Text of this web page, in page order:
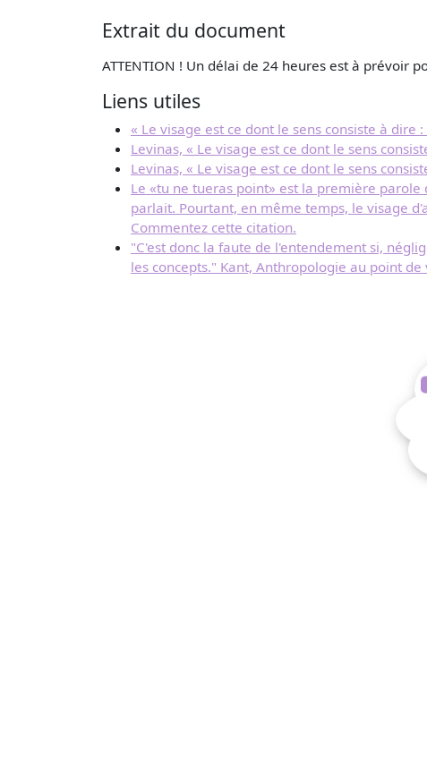
Extrait du document
ATTENTION ! Un délai de 24 heures est à prévoir
Liens utiles
« Le visage est ce dont le sens consiste à
Levinas, « Le visage est ce dont le sens
Levinas, « Le visage est ce dont le sens
Le «tu ne tueras point» est la première
parlait. Pourtant, en même temps, le visage
Commentez cette citation.
"C'est donc la faute de l'entendement si,
les concepts." Kant, Anthropologie au point